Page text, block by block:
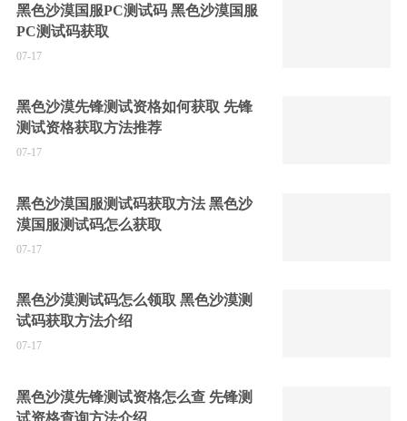
黑色沙漠国服PC测试码 黑色沙漠国服
PC测试码获取
07-17
黑色沙漠先锋测试资格如何获取 先锋
测试资格获取方法推荐
07-17
黑色沙漠国服测试码获取方法 黑色沙
漠国服测试码怎么获取
07-17
黑色沙漠测试码怎么领取 黑色沙漠测
试码获取方法介绍
07-17
黑色沙漠先锋测试资格怎么查 先锋测
试资格查询方法介绍